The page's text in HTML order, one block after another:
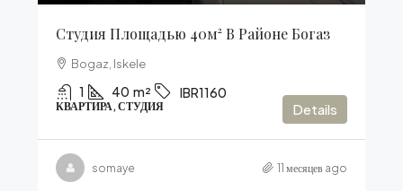
Студия Площадью 40м² В Районе Богаз
Bogaz, Iskele
1 40 m² IBR1160
КВАРТИРА, СТУДИЯ Details
somaye 11 месяцев ago